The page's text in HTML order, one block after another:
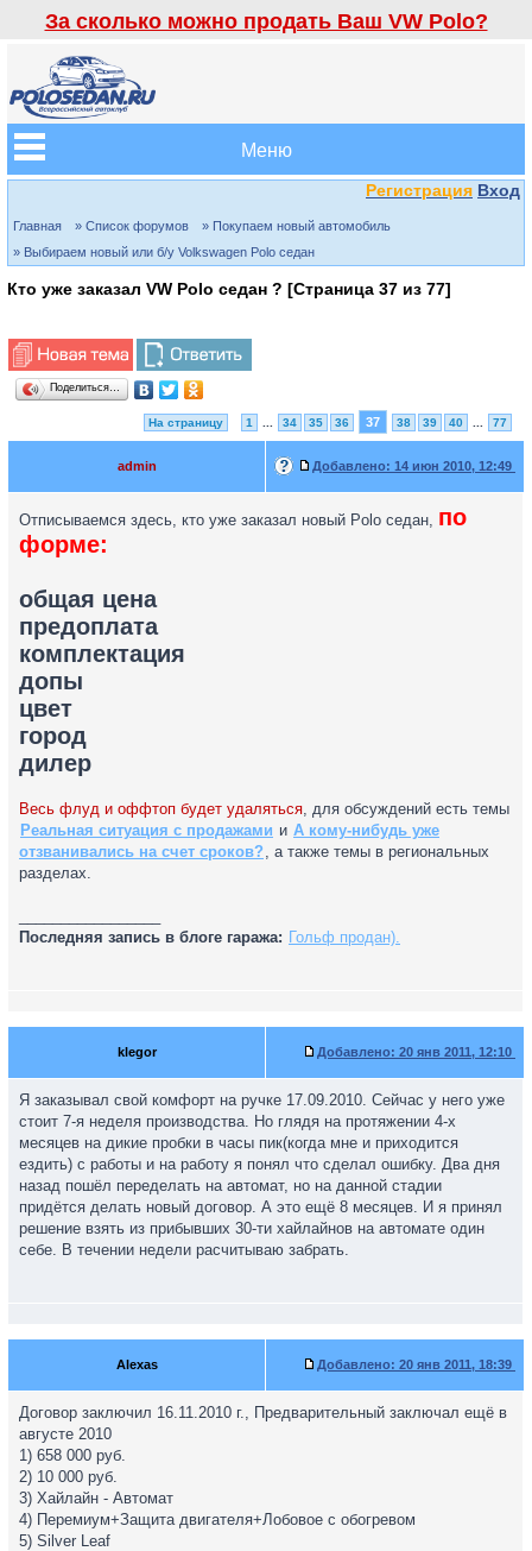
За сколько можно продать Ваш VW Polo?
Меню
Регистрация Вход
Главная » Список форумов
» Покупаем новый автомобиль
» Выбираем новый или б/у Volkswagen Polo седан
Кто уже заказал VW Polo седан ? [Страница 37 из 77]
Поделиться…
На страницу 1 34 35 36 37 38 39 40 77
admin Добавлено: 14 июн 2010, 12:49
Отписываемся здесь, кто уже заказал новый Polo седан, по
форме:
общая цена
предоплата
комплектация
допы
цвет
город
дилер
Весь флуд и оффтоп будет удаляться, для обсуждений есть темы
Реальная ситуация с продажами и А кому-нибудь уже
отзванивались на счет сроков? , а также темы в региональных
разделах.
Последняя запись в блоге гаража: Гольф продан).
klegor Добавлено: 20 янв 2011, 12:10
Я заказывал свой комфорт на ручке 17.09.2010. Сейчас у него уже
стоит 7-я неделя производства. Но глядя на протяжении 4-х
месяцев на дикие пробки в часы пик(когда мне и приходится
ездить) с работы и на работу я понял что сделал ошибку. Два дня
назад пошёл переделать на автомат, но на данной стадии
придётся делать новый договор. А это ещё 8 месяцев. И я принял
решение взять из прибывших 30-ти хайлайнов на автомате один
себе. В течении недели расчитываю забрать.
Alexas Добавлено: 20 янв 2011, 18:39
Договор заключил 16.11.2010 г., Предварительный заключал ещё в
августе 2010
1) 658 000 руб.
2) 10 000 руб.
3) Хайлайн - Автомат
4) Перемиум+Защита двигателя+Лобовое с обогревом
5) Silver Leaf